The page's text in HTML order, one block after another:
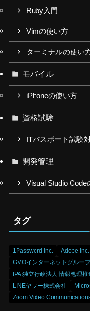
Ruby入門
Vimの使い方
ターミナルの使い
モバイル
iPhoneの使い方
資格試験
ITパスポート試験
開発管理
Visual Studio Code
タグ
1Password Inc. Adobe Inc.
GMOインターネットグルー
IPA 独立行政法人 情報処理推
LINEヤフー株式会社
Zoom Video